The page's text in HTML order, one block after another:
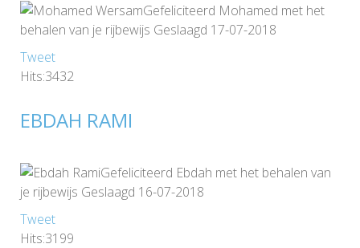
Gefeliciteerd Mohamed met het
behalen van je rijbewijs Geslaagd 17-07-2018
Tweet
Hits:3432
EBDAH RAMI
Gefeliciteerd Ebdah met het behalen van
je rijbewijs Geslaagd 16-07-2018
Tweet
Hits:3199